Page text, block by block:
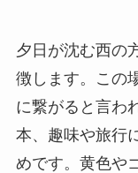
夕日が沈む西の
徴します。この
に繋がると言わ
本、趣味や旅行
めです。黄色や